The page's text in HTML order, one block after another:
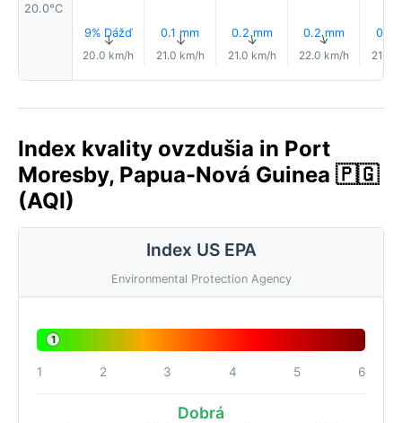
20.0°C
9% Dážď
↑
20.0 km/h
0.1 mm
↑
21.0 km/h
0.2 mm
↑
21.0 km/h
0.2 mm
↑
22.0 km/h
0.1
21.0
Index kvality ovzdušia in Port
Moresby, Papua-Nová Guinea 🇵🇬
(AQI)
Index US EPA
Environmental Protection Agency
1
1 2 3 4 5 6
Dobrá